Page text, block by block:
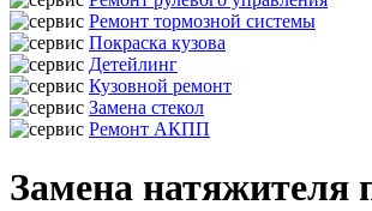
Ремонт тормозной системы
Покраска кузова
Детейлинг
Кузовной ремонт
Замена стекол
Ремонт АКПП
Замена натяжителя